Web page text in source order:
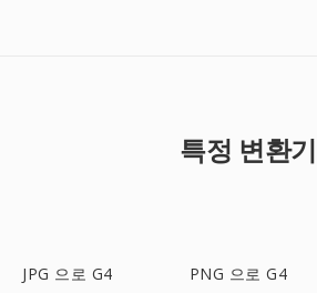
특정 변환기
JPG 으로 G4 PNG 으로 G4